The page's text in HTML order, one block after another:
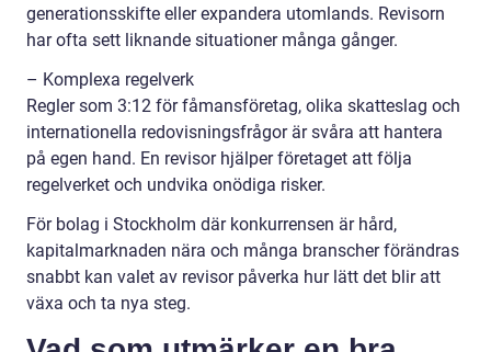
generationsskifte eller expandera utomlands. Revisorn
har ofta sett liknande situationer många gånger.
– Komplexa regelverk
Regler som 3:12 för fåmansföretag, olika skatteslag och
internationella redovisningsfrågor är svåra att hantera
på egen hand. En revisor hjälper företaget att följa
regelverket och undvika onödiga risker.
För bolag i Stockholm där konkurrensen är hård,
kapitalmarknaden nära och många branscher förändras
snabbt kan valet av revisor påverka hur lätt det blir att
växa och ta nya steg.